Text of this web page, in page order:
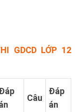
GDCD LỚP 12
Câu
Đáp
án